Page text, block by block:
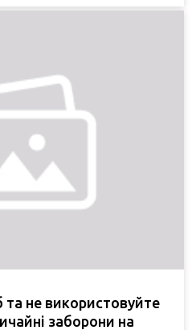
та не використовуйте
заборони на